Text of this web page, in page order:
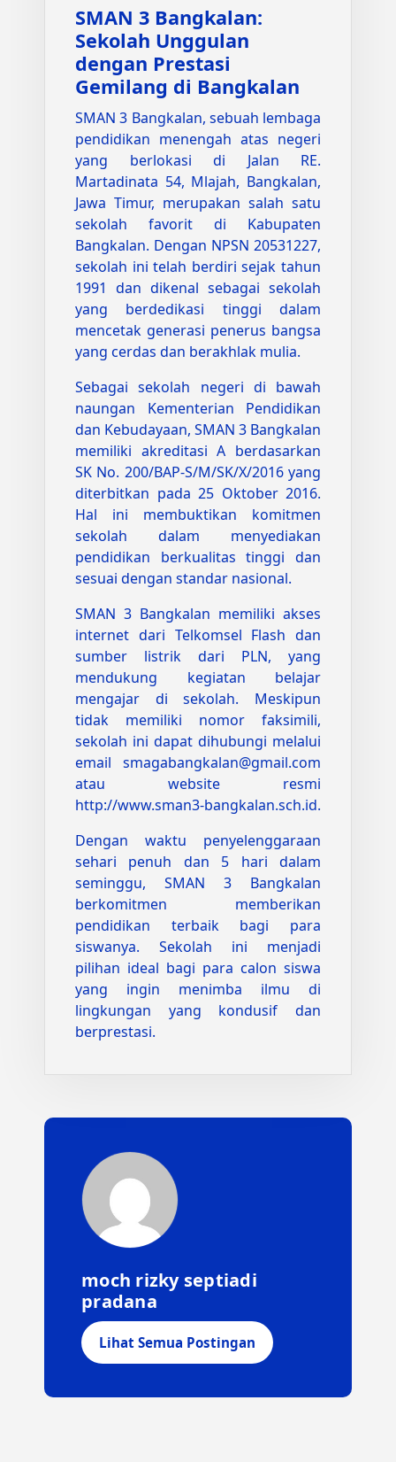
SMAN 3 Bangkalan:
Sekolah Unggulan
dengan Prestasi
Gemilang di Bangkalan
SMAN 3 Bangkalan, sebuah lembaga
pendidikan menengah atas negeri
yang berlokasi di Jalan RE.
Martadinata 54, Mlajah, Bangkalan,
Jawa Timur, merupakan salah satu
sekolah favorit di Kabupaten
Bangkalan. Dengan NPSN 20531227,
sekolah ini telah berdiri sejak tahun
1991 dan dikenal sebagai sekolah
yang berdedikasi tinggi dalam
mencetak generasi penerus bangsa
yang cerdas dan berakhlak mulia.
Sebagai sekolah negeri di bawah
naungan Kementerian Pendidikan
dan Kebudayaan, SMAN 3 Bangkalan
memiliki akreditasi A berdasarkan
SK No. 200/BAP-S/M/SK/X/2016 yang
diterbitkan pada 25 Oktober 2016.
Hal ini membuktikan komitmen
sekolah dalam menyediakan
pendidikan berkualitas tinggi dan
sesuai dengan standar nasional.
SMAN 3 Bangkalan memiliki akses
internet dari Telkomsel Flash dan
sumber listrik dari PLN, yang
mendukung kegiatan belajar
mengajar di sekolah. Meskipun
tidak memiliki nomor faksimili,
sekolah ini dapat dihubungi melalui
email smagabangkalan@gmail.com
atau website resmi
http://www.sman3-bangkalan.sch.id.
Dengan waktu penyelenggaraan
sehari penuh dan 5 hari dalam
seminggu, SMAN 3 Bangkalan
berkomitmen memberikan
pendidikan terbaik bagi para
siswanya. Sekolah ini menjadi
pilihan ideal bagi para calon siswa
yang ingin menimba ilmu di
lingkungan yang kondusif dan
berprestasi.
moch rizky septiadi
pradana
Lihat Semua Postingan